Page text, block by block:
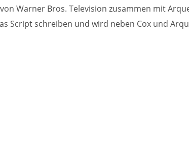
Warner Bros. Television zusammen mit
Script schreiben und wird neben Cox und